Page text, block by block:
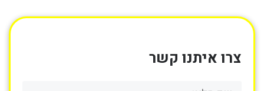
צרו איתנו קשר